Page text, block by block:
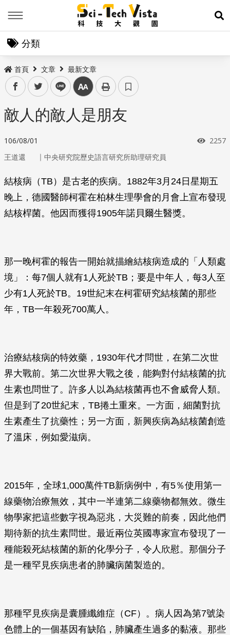
展
分類
首頁 文章 最新文章
facebooktwitter line 中
敵人的敵人是朋友
106/08/01 瀏覽
2257
王道還 ｜ 中央研究院歷史語言研究所助理研究員
結核病（TB）是古老的疾病。1882年3月24日星期五
晚上，德國醫師柯霍在柏林生理學會的月會上宣布發現
結核桿菌。他因而獲得1905年諾貝爾生醫獎。
那一晚柯霍的報告一開始就描繪結核病造成的「人類處
境」：每7個人就有1人死於TB；要是中年人，每3人至
少有1人死於TB。19世紀末在柯霍研究結核菌的那些
年，TB一年殺死700萬人。
治療結核病的特效藥，1930年代才問世，在第二次世
界大戰前。第二次世界大戰之後，能夠對付結核菌的抗
生素也問世了。許多人以為結核菌再也不會威脅人類。
但是到了20世紀末，TB捲土重來。一方面，細菌對抗
生素產生了抗藥性；另一方面，新興疾病為結核菌創造
了溫床，例如愛滋病。
2015年，全球1,000萬件TB新病例中，有5％使用第一
線藥物治療無效，其中一半連第二線藥物都無效。微生
物學家把這些數字視為惡兆，大災難的前奏，因此他們
期待新的抗生素問世。最近兩位英國專家宣布發現了一
種能殺死結核菌的新的化學分子，令人欣慰。那個分子
是一種罕見疾病患者的肺臟病菌製造的。
那種罕見疾病是囊腫纖維症（CF）。病人因為第7號染
色體上的一個基因有缺陷，肺臟產生過多的黏液。那些